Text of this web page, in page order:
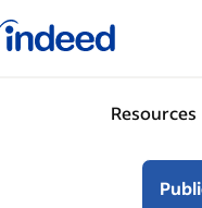
Indeed – Entreprises
Resources